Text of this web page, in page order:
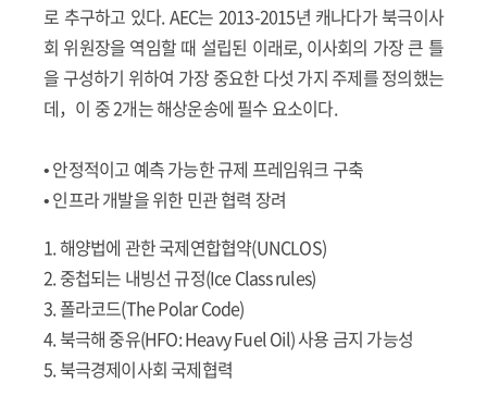
로 추구하고 있다. AEC는 2013-2015년 캐나다가 북극이사
회 위원장을 역임할 때 설립된 이래로, 이사회의 가장 큰 틀
을 구성하기 위하여 가장 중요한 다섯 가지 주제를 정의했는
데，이 중 2개는 해상운송에 필수 요소이다.
• 안정적이고 예측 가능한 규제 프레임워크 구축
• 인프라 개발을 위한 민관 협력 장려
1. 해양법에 관한 국제연합협약(UNCLOS)
2. 중첩되는 내빙선 규정(Ice Class rules)
3. 폴라코드(The Polar Code)
4. 북극해 중유(HFO: Heavy Fuel Oil) 사용 금지 가능성
5. 북극경제이사회 국제협력